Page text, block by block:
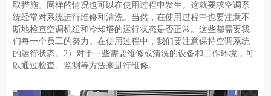
取措施。同样的情况也可以在使用过程中发生。这就要求空调系
统经常对系统进行维修和清洗。当然，在使用过程中也要注意不
断地检查空调机组和冷却塔的运行状态是否正常。这些都需要我
们每一个员工的努力。在使用过程中，我们要注意保持空调系统
的运行状态。2）对于一些需要维修或清洗的设备和工作环境，可
以通过检查、监测等方法来进行维修。